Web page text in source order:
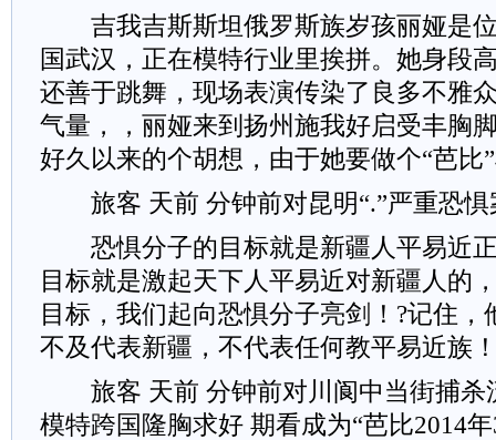
吉我吉斯斯坦俄罗斯族岁孩丽娅是位
国武汉，正在模特行业里挨拼。她身段
还善于跳舞，现场表演传染了良多不雅
气量，，丽娅来到扬州施我好启受丰胸
好久以来的个胡想，由于她要做个“芭比
旅客 天前 分钟前对昆明“.”严重恐惧
恐惧分子的目标就是新疆人平易近正
目标就是激起天下人平易近对新疆人的
目标，我们起向恐惧分子亮剑！?记住
不及代表新疆，不代表任何教平易近族
旅客 天前 分钟前对川阆中当街捕杀
模特跨国隆胸求好 期看成为“芭比2014